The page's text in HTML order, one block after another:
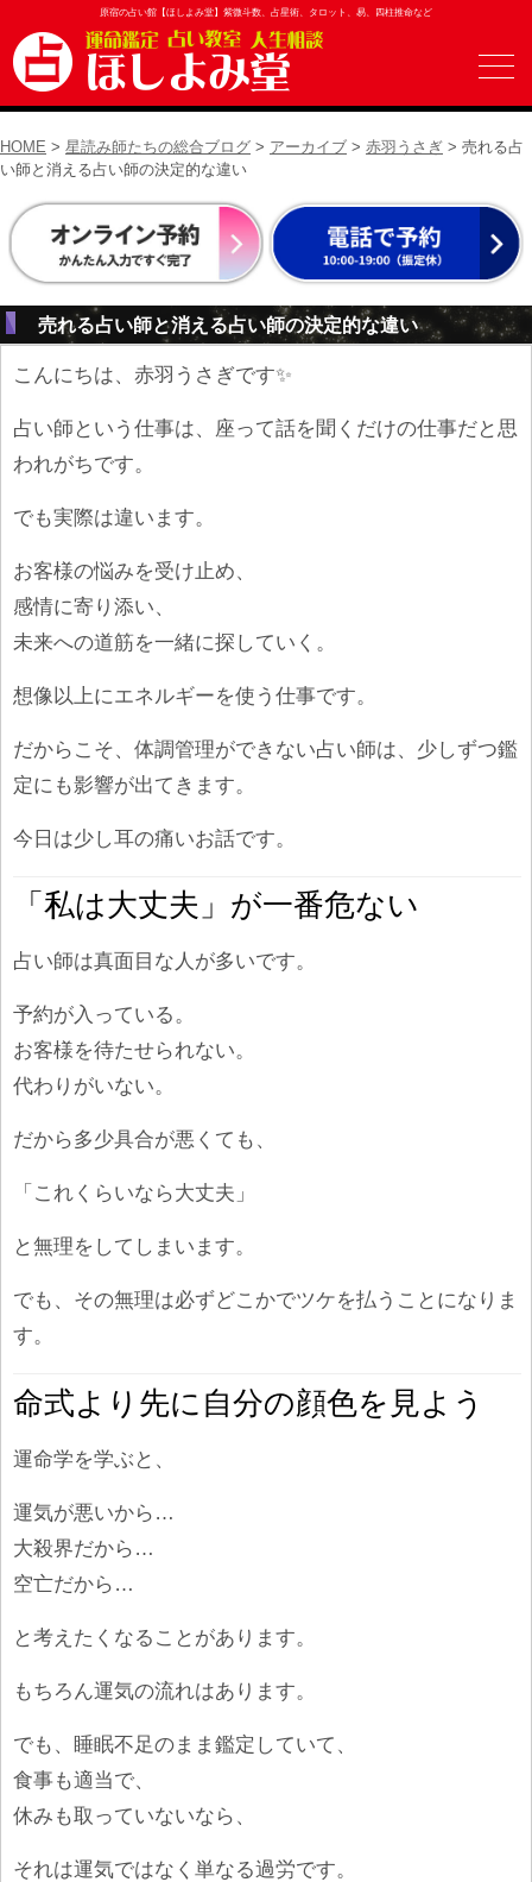
原宿の占い館【ほしよみ堂】紫微斗数、占星術、タロット、易、四柱推命など
HOME > 星読み師たちの総合ブログ > アーカイブ > 赤羽うさぎ > 売れる占
い師と消える占い師の決定的な違い
売れる占い師と消える占い師の決定的な違い
こんにちは、赤羽うさぎです✨
占い師という仕事は、座って話を聞くだけの仕事だと思
われがちです。
でも実際は違います。
お客様の悩みを受け止め、
感情に寄り添い、
未来への道筋を一緒に探していく。
想像以上にエネルギーを使う仕事です。
だからこそ、体調管理ができない占い師は、少しずつ鑑
定にも影響が出てきます。
今日は少し耳の痛いお話です。
「私は大丈夫」が一番危ない
占い師は真面目な人が多いです。
予約が入っている。
お客様を待たせられない。
代わりがいない。
だから多少具合が悪くても、
「これくらいなら大丈夫」
と無理をしてしまいます。
でも、その無理は必ずどこかでツケを払うことになりま
す。
命式より先に自分の顔色を見よう
運命学を学ぶと、
運気が悪いから…
大殺界だから…
空亡だから…
と考えたくなることがあります。
もちろん運気の流れはあります。
でも、睡眠不足のまま鑑定していて、
食事も適当で、
休みも取っていないなら、
それは運気ではなく単なる過労です。